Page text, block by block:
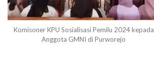
Komisoner KPU Sosialisasi Pemilu 2024 kepada
Anggota GMNI di Purworejo